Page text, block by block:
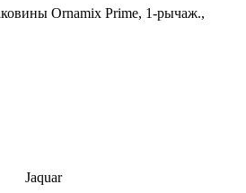
Ornamix Prime, 1-рычаж.,
Jaquar